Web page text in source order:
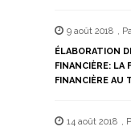
9 août 2018 ,
ÉLABORATION
FINANCIÈRE: LA
FINANCIÈRE AU
14 août 2018 ,